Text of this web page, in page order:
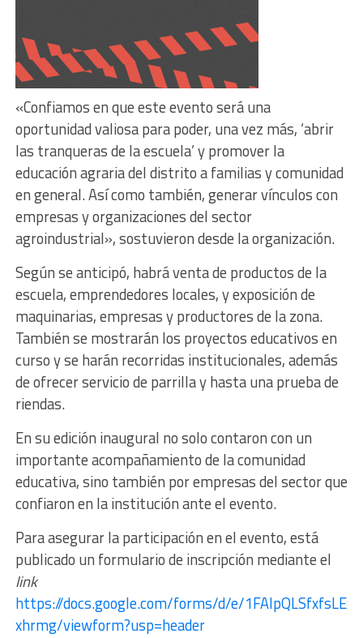
«Confiamos en que este evento será una
oportunidad valiosa para poder, una vez más, ‘abrir
las tranqueras de la escuela’ y promover la
educación agraria del distrito a familias y comunidad
en general. Así como también, generar vínculos con
empresas y organizaciones del sector
agroindustrial», sostuvieron desde la organización.
Según se anticipó, habrá venta de productos de la
escuela, emprendedores locales, y exposición de
maquinarias, empresas y productores de la zona.
También se mostrarán los proyectos educativos en
curso y se harán recorridas institucionales, además
de ofrecer servicio de parrilla y hasta una prueba de
riendas.
En su edición inaugural no solo contaron con un
importante acompañamiento de la comunidad
educativa, sino también por empresas del sector que
confiaron en la institución ante el evento.
Para asegurar la participación en el evento, está
publicado un formulario de inscripción mediante el
link
https://docs.google.com/forms/d/e/
xhrmg/viewform?usp=header